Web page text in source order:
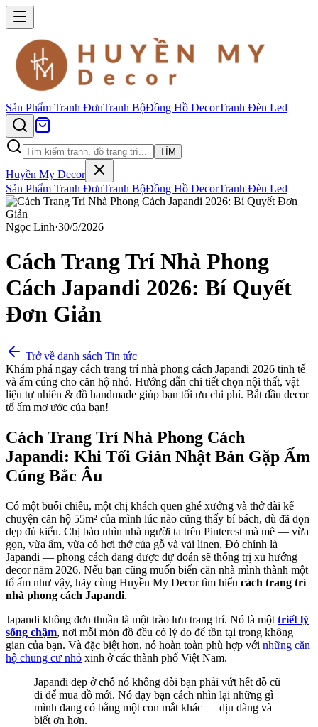
Sản Phẩm Tranh ĐơnTranh BộĐồng Hồ DecorTranh Đèn Led
TÌM
Huyền My Decor
Sản Phẩm Tranh ĐơnTranh BộĐồng Hồ DecorTranh Đèn Led
Ngọc Linh·30/5/2026
Cách Trang Trí Nhà Phong
Cách Japandi 2026: Bí Quyết
Đơn Giản
Trở về danh sách Tin tức
Khám phá ngay cách trang trí nhà phong cách Japandi 2026 tinh tế
và ấm cúng cho căn hộ nhỏ. Hướng dẫn chi tiết chọn nội thất, vật
liệu tự nhiên & đồ handmade giúp bạn tối ưu chi phí. Bắt đầu decor
tổ ấm mơ ước của bạn!
Cách Trang Trí Nhà Phong Cách
Japandi: Khi Tối Giản Nhật Bản Gặp Ấm
Cúng Bắc Âu
Có một buổi chiều, một chị khách quen ghé xưởng và thở dài kể
chuyện căn hộ 55m² của mình lúc nào cũng thấy bí bách, dù đã dọn
dẹp đủ kiểu. Chị bảo nhìn nhà người ta trên Pinterest mà mê — vừa
gọn, vừa ấm, vừa có hơi thở của gỗ và vải linen. Đó chính là
Japandi — phong cách đang được dự đoán sẽ thống trị xu hướng
decor năm 2026. Nếu bạn cũng muốn biến căn nhà mình thành một
tổ ấm như vậy, hãy cùng Huyền My Decor tìm hiểu cách trang trí
nhà phong cách Japandi.
Japandi không đơn thuần là một trào lưu trang trí. Nó là một triết lý
sống chậm, nơi mỗi món đồ đều có lý do để tồn tại trong không
gian của bạn. Và đặc biệt hơn, nó hoàn toàn phù hợp với những căn
hộ chung cư nhỏ xinh ở các thành phố Việt Nam.
Japandi đẹp ở chỗ nó không đòi bạn phải vứt hết đồ cũ
đi để mua đồ mới. Nó dạy bạn cách nhìn lại những gì
mình đang có bằng một con mắt khác — dịu dàng và
biết ơn hơn.